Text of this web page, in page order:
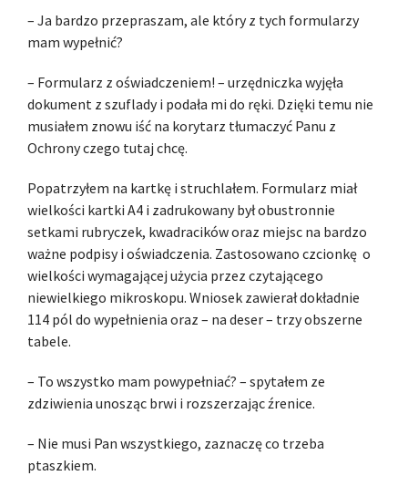
– Ja bardzo przepraszam, ale który z tych formularzy
mam wypełnić?
– Formularz z oświadczeniem! – urzędniczka wyjęła
dokument z szuflady i podała mi do ręki. Dzięki temu nie
musiałem znowu iść na korytarz tłumaczyć Panu z
Ochrony czego tutaj chcę.
Popatrzyłem na kartkę i struchlałem. Formularz miał
wielkości kartki A4 i zadrukowany był obustronnie
setkami rubryczek, kwadracików oraz miejsc na bardzo
ważne podpisy i oświadczenia. Zastosowano czcionkę o
wielkości wymagającej użycia przez czytającego
niewielkiego mikroskopu. Wniosek zawierał dokładnie
114 pól do wypełnienia oraz – na deser – trzy obszerne
tabele.
– To wszystko mam powypełniać? – spytałem ze
zdziwienia unosząc brwi i rozszerzając źrenice.
– Nie musi Pan wszystkiego, zaznaczę co trzeba
ptaszkiem.